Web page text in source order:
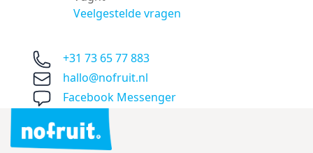
Veelgestelde vragen
+31 73 65 77 883
hallo@nofruit.nl
Facebook Messenger